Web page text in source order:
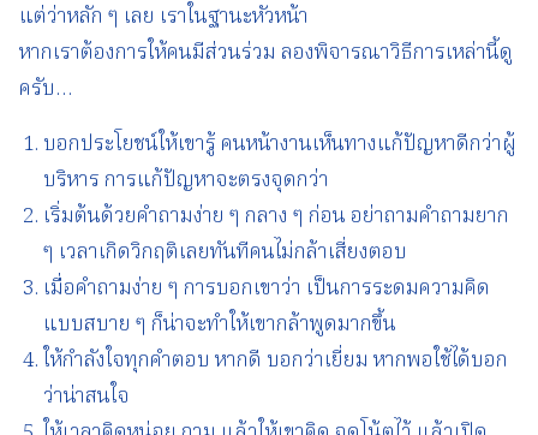
แต่ว่าหลัก ๆ เลย เราในฐานะหัวหน้า
หากเราต้องการให้คนมีส่วนร่วม ลองพิจารณาวิธีการเหล่านี้ดู
ครับ…
บอกประโยชน์ให้เขารู้ คนหน้างานเห็นทางแก้ปัญหาดีกว่าผู้
บริหาร การแก้ปัญหาจะตรงจุดกว่า
เริ่มต้นด้วยคำถามง่าย ๆ กลาง ๆ ก่อน อย่าถามคำถามยาก
ๆ เวลาเกิดวิกฤติเลยทันทีคนไม่กล้าเสี่ยงตอบ
เมื่อคำถามง่าย ๆ การบอกเขาว่า เป็นการระดมความคิด
แบบสบาย ๆ ก็น่าจะทำให้เขากล้าพูดมากขึ้น
ให้กำลังใจทุกคำตอบ หากดี บอกว่าเยี่ยม หากพอใช้ได้บอก
ว่าน่าสนใจ